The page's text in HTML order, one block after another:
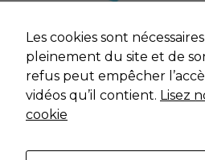
NOUS
MENTIONS
Les cookies sont
pleinement du site et de
refus peut empêcher
vidéos qu’il contient. Lisez
cookie